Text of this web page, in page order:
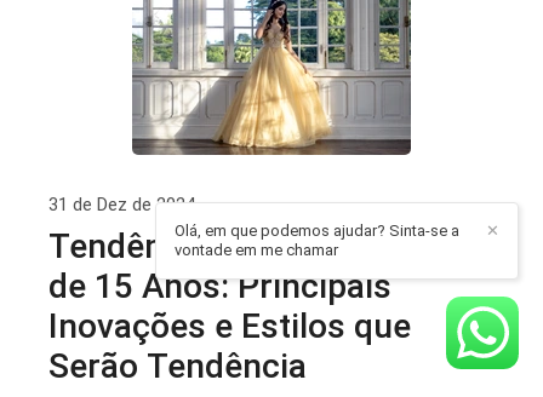
31 de Dez de 2024
Tendências 2024 para Festa
de 15 Anos: Principais
Inovações e Estilos que
Serão Tendência
✕
Olá, em que podemos ajudar? Sinta-se a
vontade em me chamar